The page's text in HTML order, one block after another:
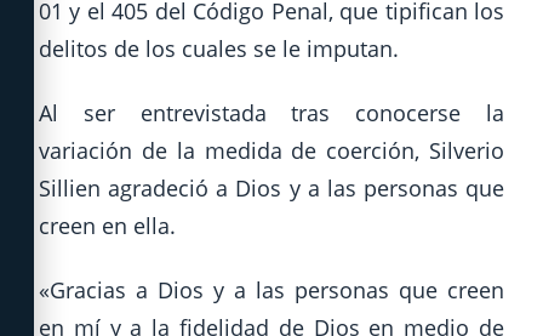
01 y el 405 del Código Penal, que tipifican los
delitos de los cuales se le imputan.
Al ser entrevistada tras conocerse la
variación de la medida de coerción, Silverio
Sillien agradeció a Dios y a las personas que
creen en ella.
«Gracias a Dios y a las personas que creen
en mí y a la fidelidad de Dios en medio de